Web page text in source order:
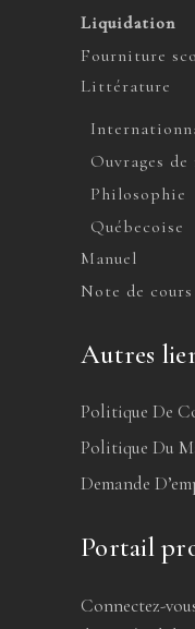
Liquidation
Fourniture
Littérature
Ouvrages
Philosophie
Québecoise
Manuel
Note de cours
Autres
Politique De
Politique Du
Demande
Portail
Connectez-